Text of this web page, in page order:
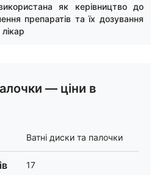
як керівництво до
препаратів та їх дозування
— ціни в
Ватні диски та палочки
17